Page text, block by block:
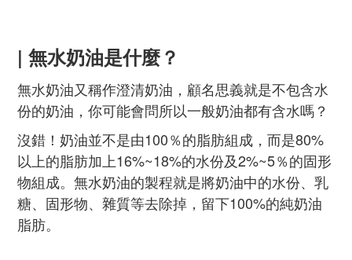
| 無水奶油是什麼？
無水奶油又稱作澄清奶油，顧名思義就是不包含水
份的奶油，你可能會問所以一般奶油都有含水嗎？
沒錯！奶油並不是由100％的脂肪組成，而是80%
以上的脂肪加上16%~18%的水份及2%~5％的固形
物組成。 無水奶油的製程就是將奶油中的水份、乳
糖、固形物、雜質等去除掉，留下100%的純奶油
脂肪。